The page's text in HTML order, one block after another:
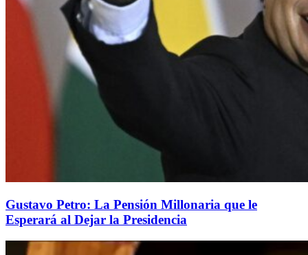
Gustavo Petro: La Pensión Millonaria que le
Esperará al Dejar la Presidencia